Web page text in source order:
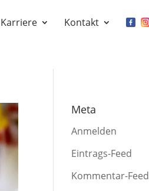
Karriere Kontakt
Meta
Anmelden
Eintrags-Feed
Kommentar-Feed